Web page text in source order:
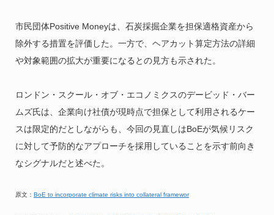
市民団体Positive Moneyは、石炭採掘企業を担保適格資産から
除外する措置を評価した。一方で、ヘアカット算定方法の詳細
や対象範囲の拡大が重要になるとの見方も示された。
ロンドン・スクール・オブ・エコノミクスのデービッド・バー
ムズ氏は、企業向け社債が現時点で担保として利用されるケー
スは限定的だとしながらも、今回の見直しはBoEが気候リスク
に対して予防的なアプローチを採用していることを示す前向き
なシグナルだと述べた。
原文： BoE to incorporate climate risks into collateral framewor